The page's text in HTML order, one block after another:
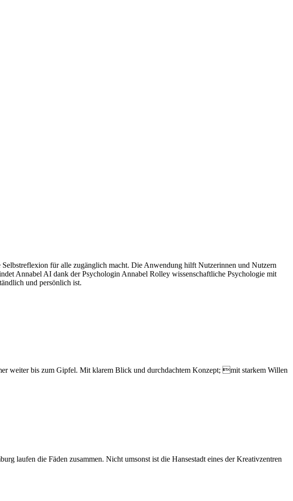
für alle zugänglich macht. Die Anwendung hilft Nutzerinnen und Nutzern
Annabel AI dank der Psychologin Annabel Rolley wissenschaftliche Psychologie mit
und persönlich ist.
weiter bis zum Gipfel. Mit klarem Blick und durchdachtem Konzept; mit starkem Willen
laufen die Fäden zusammen. Nicht umsonst ist die Hansestadt eines der Kreativzentren